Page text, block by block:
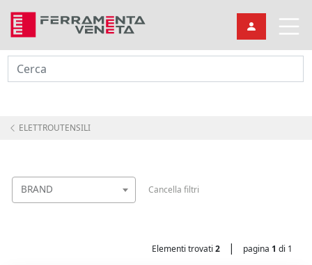
Cerca
ELETTROUTENSILI
BRAND Cancella filtri
Elementi trovati 2 | pagina 1 di 1